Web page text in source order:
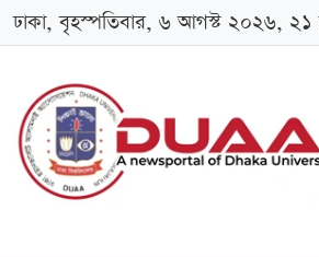
ঢাকা, বৃহস্পতিবার, ৬ আগস্ট ২০২৬, ২১